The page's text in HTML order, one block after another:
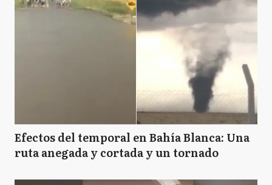
Efectos del temporal en Bahía Blanca: Una
ruta anegada y cortada y un tornado